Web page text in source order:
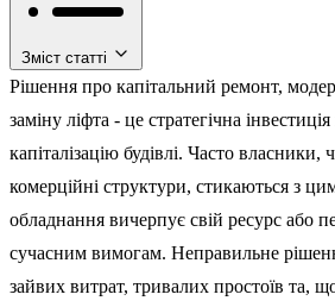
Зміст статті
Рішення про капітальний ремонт,
заміну ліфта - це стратегічна
капіталізацію будівлі. Часто власники,
комерційні структури, стикаються з
обладнання вичерпує свій ресурс або
сучасним вимогам. Неправильне
зайвих витрат, тривалих простоїв та,